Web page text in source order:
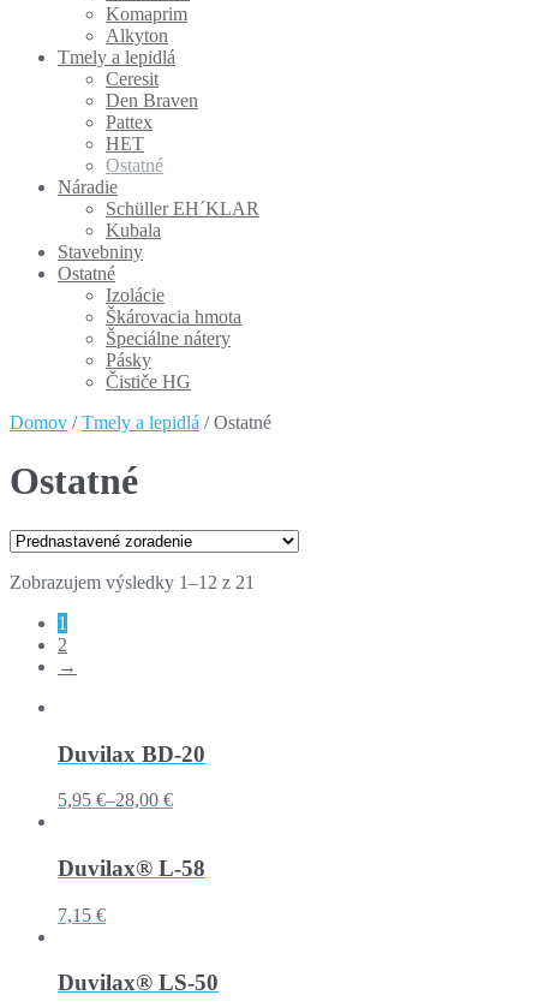
Komaprim
Alkyton
Tmely a lepidlá
Ceresit
Den Braven
Pattex
HET
Ostatné
Náradie
Schüller EH´KLAR
Kubala
Stavebniny
Ostatné
Izolácie
Škárovacia hmota
Špeciálne nátery
Pásky
Čističe HG
Domov /Tmely a lepidlá / Ostatné
Ostatné
Zobrazujem výsledky 1–12 z 21
1
2
→
Duvilax BD-20
5,95 €–28,00 €
Duvilax® L-58
7,15 €
Duvilax® LS-50